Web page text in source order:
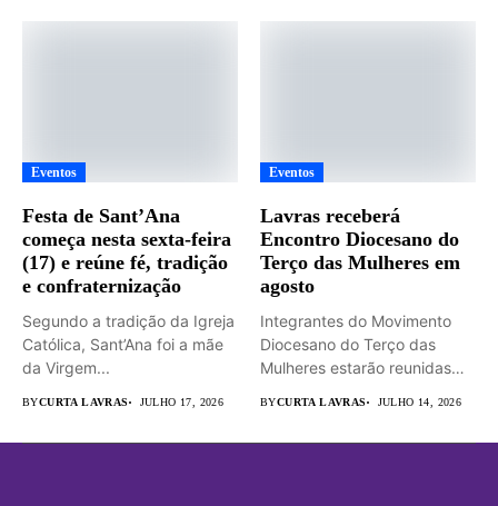
Eventos
Festa de Sant’Ana
começa nesta sexta-feira
(17) e reúne fé, tradição
e confraternização
Segundo a tradição da Igreja
Católica, Sant’Ana foi a mãe
da Virgem...
BYCURTA LAVRAS JULHO 17, 2026
Eventos
Lavras receberá
Encontro Diocesano do
Terço das Mulheres em
agosto
Integrantes do Movimento
Diocesano do Terço das
Mulheres estarão reunidas
BYCURTA LAVRAS JULHO 14, 2026